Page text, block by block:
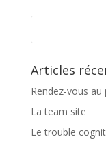
Articles
Rendez-vous au
La team site
Le trouble